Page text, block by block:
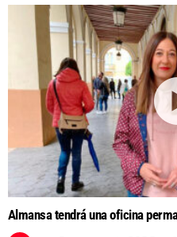
Almansa tendrá una oficina